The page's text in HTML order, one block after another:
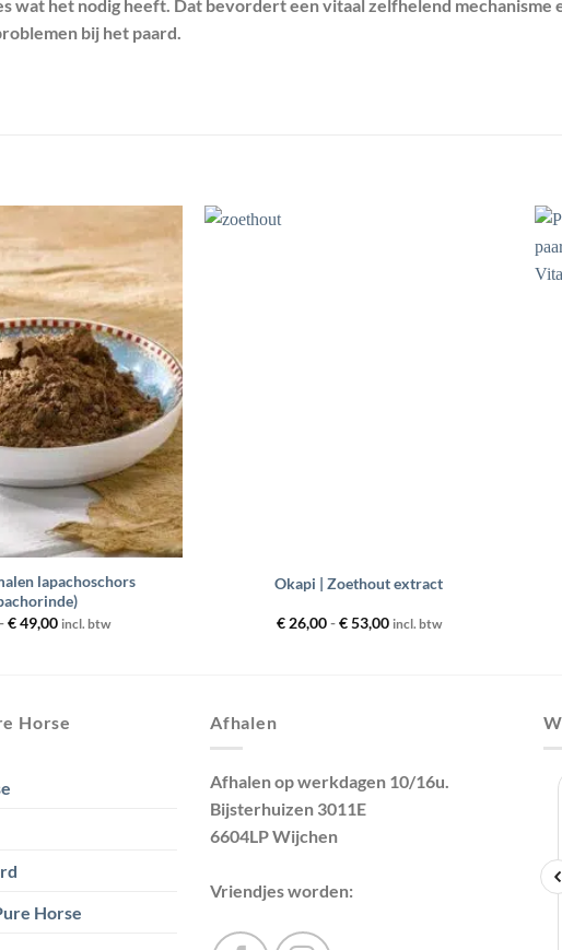
wat het nodig heeft. Dat bevordert een vitaal zelfhelend mechanisme
bij het paard.
Toevoegen
aan
wenslijst
lapachoschors
-€49,00Prijsklasse:
incl. btw
Okapi | Zoethout extract
€26,00-€53,00Prijsklasse:
incl. btw
Horse
Horse
Afhalen
Afhalen op werkdagen 10/16u.
Bijsterhuizen 3011E
6604LP Wijchen
Vriendjes worden: